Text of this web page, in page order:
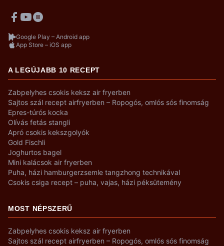
Google Play – Android app
App Store – iOS app
A LEGÚJABB 10 RECEPT
Zabpelyhes csokis keksz air fryerben
Sajtos szál recept airfryerben – Ropogós, omlós sós finomság
Epres-túrós kocka
Olívás fetás stangli
Apró csokis kekszgolyók
Gold Fischli
Joghurtos bagel
Mini kalácsok air fryerben
Puha, házi hamburgerzsemle tangzhong technikával
Csokis csiga recept – puha, vajas, házi péksütemény
MOST NÉPSZERŰ
Zabpelyhes csokis keksz air fryerben
Sajtos szál recept airfryerben – Ropogós, omlós sós finomság